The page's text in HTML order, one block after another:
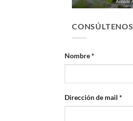
CONSÚLTENOS
Nombre *
Dirección de mail *